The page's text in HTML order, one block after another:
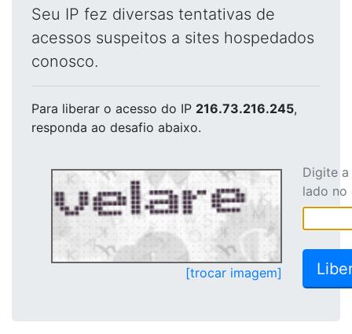
Seu IP fez diversas tentativas de
acessos suspeitos a sites hospedados
conosco.
Para liberar o acesso do IP 216.73.216.245,
responda ao desafio abaixo.
[trocar imagem]
Digite
lado no